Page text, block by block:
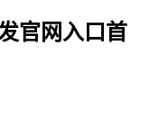
官网入口首